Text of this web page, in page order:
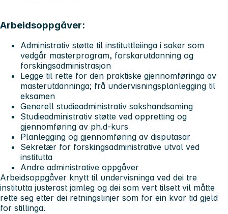
Arbeidsoppgåver:
Administrativ støtte til instituttleiinga i saker som
vedgår masterprogram, forskarutdanning og
forskingsadministrasjon
Legge til rette for den praktiske gjennomføringa av
masterutdanninga; frå undervisningsplanlegging til
eksamen
Generell studieadministrativ sakshandsaming
Studieadministrativ støtte ved oppretting og
gjennomføring av ph.d-kurs
Planlegging og gjennomføring av disputasar
Sekretær for forskingsadministrative utval ved
institutta
Andre administrative oppgåver
Arbeidsoppgåver knytt til undervisninga ved dei tre
institutta justerast jamleg og dei som vert tilsett vil måtte
rette seg etter dei retningslinjer som for ein kvar tid gjeld
for stillinga.